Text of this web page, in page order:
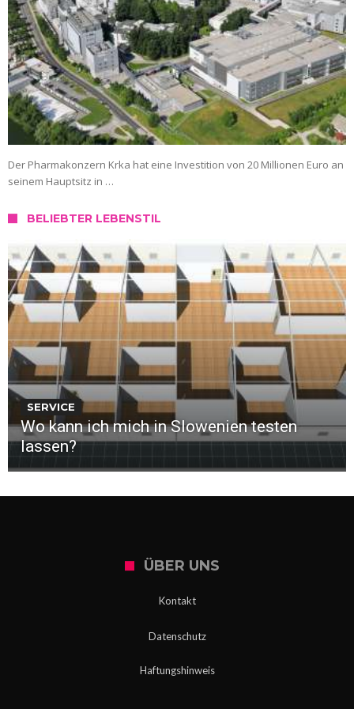
Der Pharmakonzern Krka hat eine Investition von 20 Millionen Euro an
seinem Hauptsitz in …
BELIEBTER LEBENSTIL
SERVICE
Wo kann ich mich in Slowenien testen
lassen?
ÜBER UNS
Kontakt
Datenschutz
Haftungshinweis